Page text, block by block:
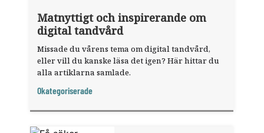
Matnyttigt och inspirerande om
digital tandvård
Missade du vårens tema om digital tandvård,
eller vill du kanske läsa det igen? Här hittar du
alla artiklarna samlade.
Okategoriserade